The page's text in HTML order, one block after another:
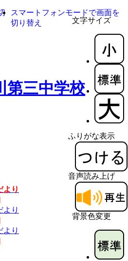
文字サイズ
ふりがな表示
音声読み上げ
背景色変更
スマートフォンモードで画面を
切り替え
第三中学校
より
より
より